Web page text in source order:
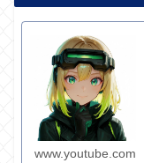
www.youtube.com